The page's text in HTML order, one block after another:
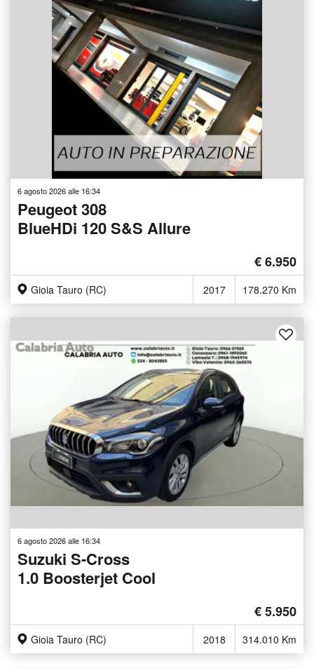
6 agosto 2026 alle 16:34
Peugeot 308
BlueHDi 120 S&S Allure
€ 6.950
Gioia Tauro (RC) 2017 178.270 Km
6 agosto 2026 alle 16:34
Suzuki S-Cross
1.0 Boosterjet Cool
€ 5.950
Gioia Tauro (RC) 2018 314.010 Km